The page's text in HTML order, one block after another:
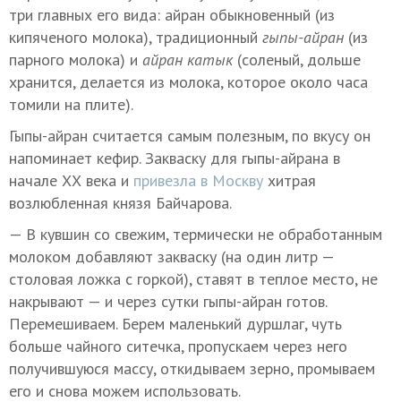
три главных его вида: айран обыкновенный (из
кипяченого молока), традиционный гыпы-айран (из
парного молока) и айран катык(соленый, дольше
хранится, делается из молока, которое около часа
томили на плите).
Гыпы-айран считается самым полезным, по вкусу он
напоминает кефир. Закваску для гыпы-айрана в
начале ХХ века и привезла в Москву хитрая
возлюбленная князя Байчарова.
— В кувшин со свежим, термически не обработанным
молоком добавляют закваску (на один литр —
столовая ложка с горкой), ставят в теплое место, не
накрывают — и через сутки гыпы-айран готов.
Перемешиваем. Берем маленький дуршлаг, чуть
больше чайного ситечка, пропускаем через него
получившуюся массу, откидываем зерно, промываем
его и снова можем использовать.